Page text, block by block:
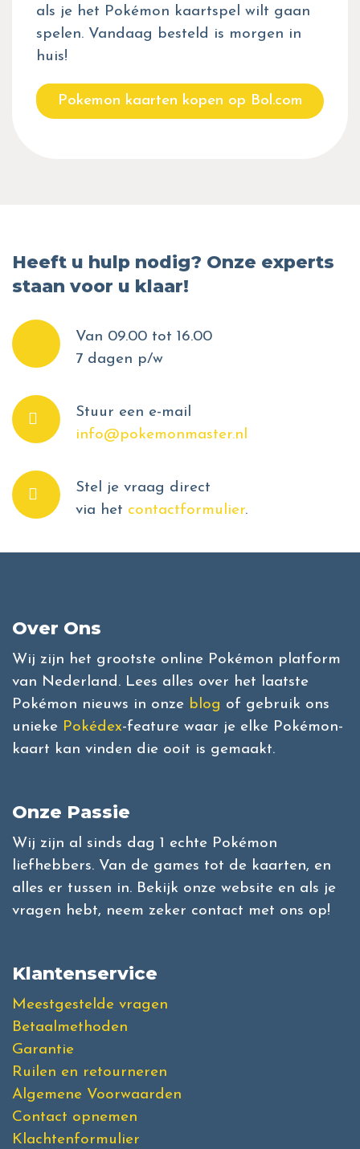
als je het Pokémon kaartspel wilt gaan
spelen. Vandaag besteld is morgen in
huis!
Pokemon kaarten kopen op Bol.com
Heeft u hulp nodig? Onze experts
staan voor u klaar!
Van 09.00 tot 16.00
7 dagen p/w
Stuur een e-mail
info@pokemonmaster.nl
Stel je vraag direct
via het contactformulier.
Over Ons
Wij zijn het grootste online Pokémon platform
van Nederland. Lees alles over het laatste
Pokémon nieuws in onze blog of gebruik ons
unieke Pokédex-feature waar je elke Pokémon-
kaart kan vinden die ooit is gemaakt.
Onze Passie
Wij zijn al sinds dag 1 echte Pokémon
liefhebbers. Van de games tot de kaarten, en
alles er tussen in. Bekijk onze website en als je
vragen hebt, neem zeker contact met ons op!
Klantenservice
Meestgestelde vragen
Betaalmethoden
Garantie
Ruilen en retourneren
Algemene Voorwaarden
Contact opnemen
Klachtenformulier